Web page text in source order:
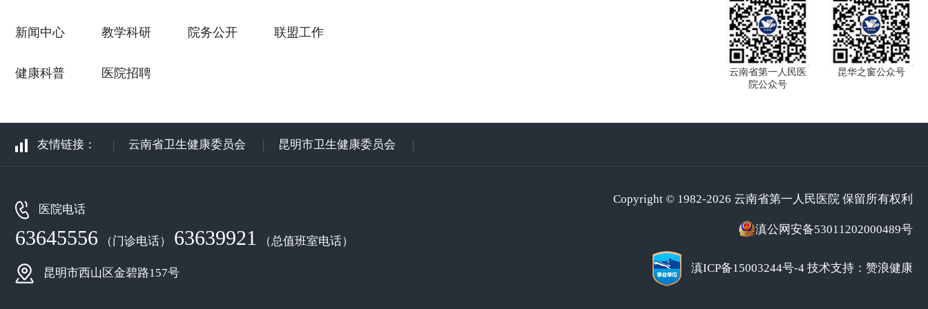
新闻中心 教学科研 院务公开 联盟工作
健康科普 医院招聘
云南省第一人民医
院公众号
昆华之窗公众号
友情链接： | 云南省卫生健康委员会 | 昆明市卫生健康委员会 |
医院电话
63645556 （门诊电话） 63639921 （总值班室电话）
昆明市西山区金碧路157号
Copyright © 1982-2026 云南省第一人民医院 保留所有权利
滇公网安备53011202000489号
滇ICP备15003244号-4 技术支持：赞浪健康